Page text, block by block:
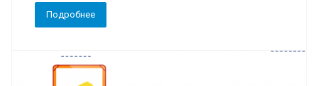
Подробнее